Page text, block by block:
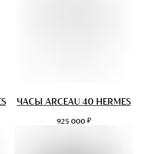
ЧАСЫ ARCEAU 40 HERMES
925 000 ₽